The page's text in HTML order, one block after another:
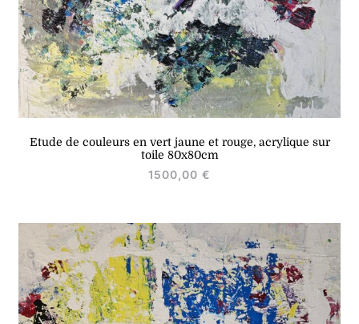
Etude de couleurs en vert jaune et rouge, acrylique sur
toile 80x80cm
1500,00 €